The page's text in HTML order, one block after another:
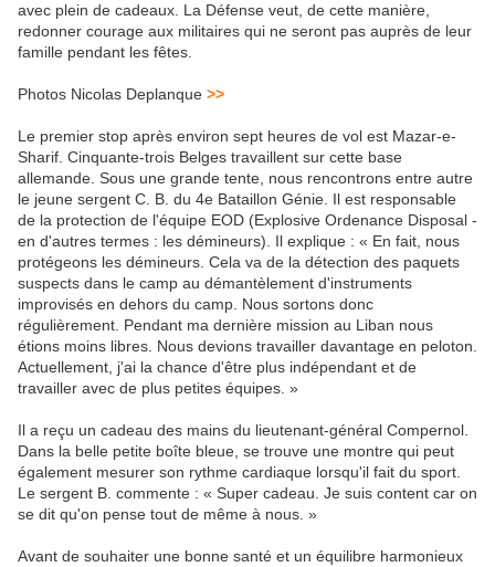
avec plein de cadeaux. La Défense veut, de cette manière,
redonner courage aux militaires qui ne seront pas auprès de leur
famille pendant les fêtes.
Photos Nicolas Deplanque >>
Le premier stop après environ sept heures de vol est Mazar-e-
Sharif. Cinquante-trois Belges travaillent sur cette base
allemande. Sous une grande tente, nous rencontrons entre autre
le jeune sergent C. B. du 4e Bataillon Génie. Il est responsable
de la protection de l'équipe EOD (Explosive Ordenance Disposal -
en d'autres termes : les démineurs). Il explique : « En fait, nous
protégeons les démineurs. Cela va de la détection des paquets
suspects dans le camp au démantèlement d'instruments
improvisés en dehors du camp. Nous sortons donc
régulièrement. Pendant ma dernière mission au Liban nous
étions moins libres. Nous devions travailler davantage en peloton.
Actuellement, j'ai la chance d'être plus indépendant et de
travailler avec de plus petites équipes. »
Il a reçu un cadeau des mains du lieutenant-général Compernol.
Dans la belle petite boîte bleue, se trouve une montre qui peut
également mesurer son rythme cardiaque lorsqu'il fait du sport.
Le sergent B. commente : « Super cadeau. Je suis content car on
se dit qu'on pense tout de même à nous. »
Avant de souhaiter une bonne santé et un équilibre harmonieux